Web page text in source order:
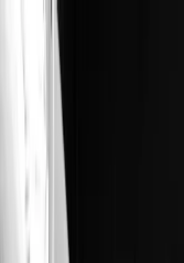
Vendors
Inspiration
Plan your wedding